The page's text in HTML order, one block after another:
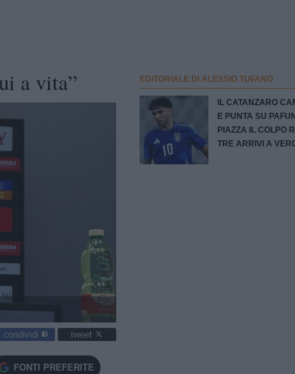
a vita”
condividi tweet
FONTI PREFERITE
EDITORIALE DI ALESSIO TUFANO
IL CATANZARO
E PUNTA SU
PIAZZA IL COLPO
TRE ARRIVI A